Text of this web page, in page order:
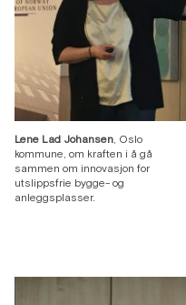
Lene Lad Johansen, Oslo
kommune, om kraften i å gå
sammen om innovasjon for
utslippsfrie bygge- og
anleggsplasser.